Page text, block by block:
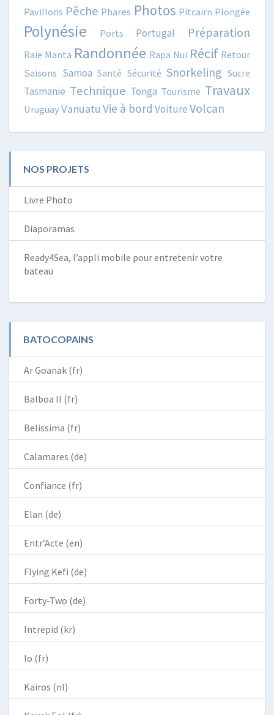
Pavillons Pêche Phares Photos Pitcairn Plongée
Polynésie Ports Portugal Préparation
Raie Manta Randonnée Rapa Nui Récif Retour
Saisons Samoa Santé Sécurité Snorkeling Sucre
Tasmanie Technique Tonga Tourisme Travaux
UruguayVanuatu Vie à bord VoitureVolcan
NOS PROJETS
Livre Photo
Diaporamas
Ready4Sea, l’appli mobile pour entretenir votre
bateau
BATOCOPAINS
Ar Goanak (fr)
Balboa II (fr)
Belissima (fr)
Calamares (de)
Confiance (fr)
Elan (de)
Entr’Acte (en)
Flying Kefi (de)
Forty-Two (de)
Intrepid (kr)
Io (fr)
Kairos (nl)